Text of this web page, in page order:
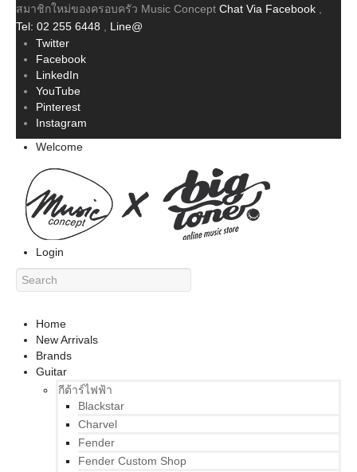
สมาชิกใหม่ของครอบครัว Music Concept Chat Via Facebook
Tel: 02 255 6448
Line@
Twitter
Facebook
LinkedIn
YouTube
Pinterest
Instagram
Welcome
Login
Home
New Arrivals
Brands
Guitar
กีต้าร์ไฟฟ้า
Blackstar
Charvel
Fender
Fender Custom Shop